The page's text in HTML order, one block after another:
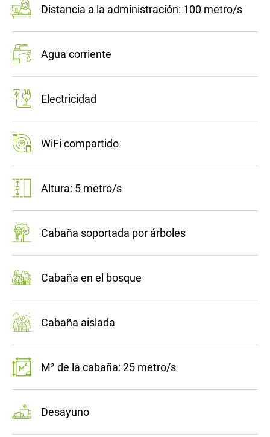
Distancia a la administración: 100 metro/s
Agua corriente
Electricidad
WiFi compartido
Altura: 5 metro/s
Cabaña soportada por árboles
Cabaña en el bosque
Cabaña aislada
M² de la cabaña: 25 metro/s
Desayuno